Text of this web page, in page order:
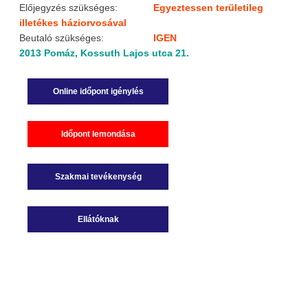
Előjegyzés szükséges: Egyeztessen területileg
illetékes háziorvosával
Beutaló szükséges: IGEN
2013 Pomáz, Kossuth Lajos utca 21.